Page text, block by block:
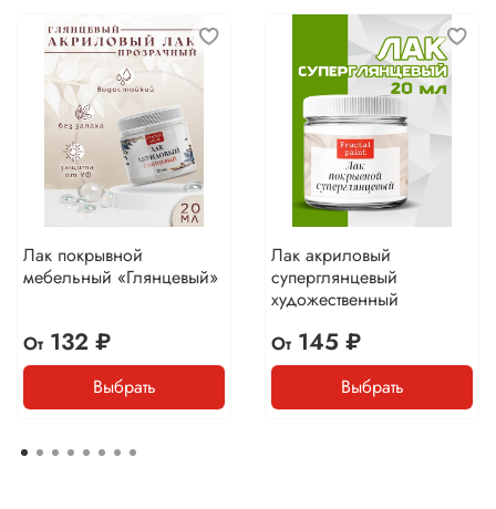
Лак покрывной
мебельный «Глянцевый»
От132 ₽
Выбрать
Лак акриловый
суперглянцевый
художественный
От145 ₽
Выбрать